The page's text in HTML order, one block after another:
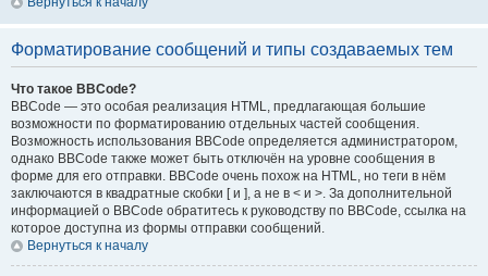
Форматирование сообщений и типы создаваемых тем
Что такое BBCode?
BBCode — это особая реализация HTML, предлагающая большие
возможности по форматированию отдельных частей сообщения.
Возможность использования BBCode определяется администратором,
однако BBCode также может быть отключён на уровне сообщения в
форме для его отправки. BBCode очень похож на HTML, но теги в нём
заключаются в квадратные скобки [ и ], а не в < и >. За дополнительной
информацией о BBCode обратитесь к руководству по BBCode, ссылка на
которое доступна из формы отправки сообщений.
Вернуться к началу